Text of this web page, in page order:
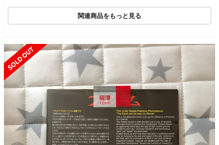
関連商品をもっと見る
SOLD OUT